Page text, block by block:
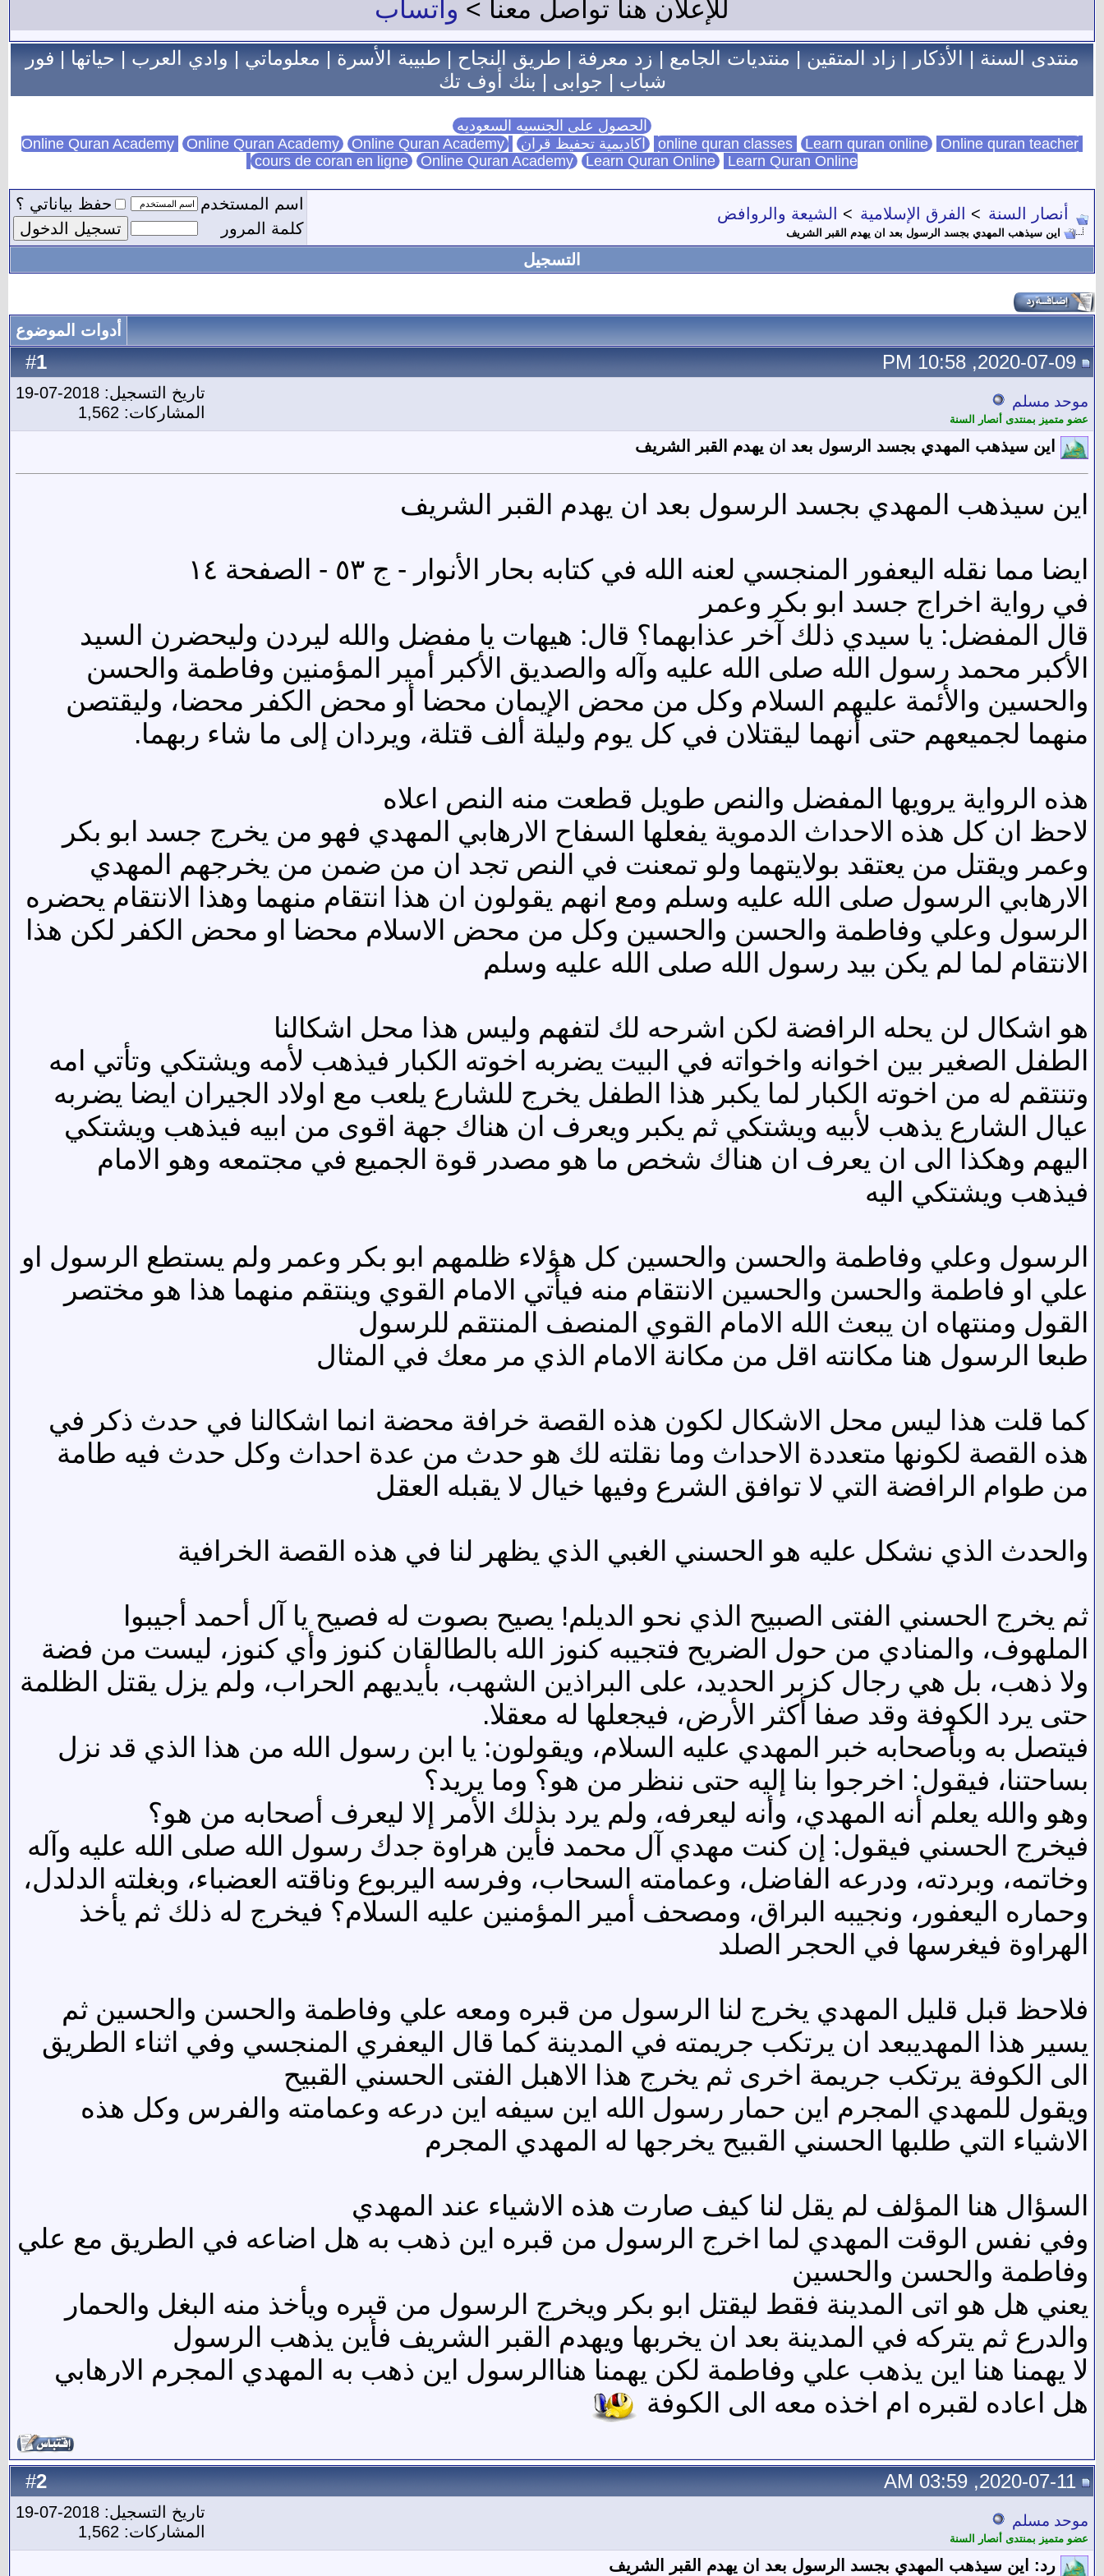
للإعلان هنا تواصل معنا > واتساب
منتدى السنة|الأذكار|زاد المتقين|منتديات الجامع|زد معرفة|طريق النجاح|طبيبة الأسرة|معلوماتي|وادي العرب|حياتها|فور
شباب | جوابى | بنك أوف تك
الحصول على الجنسيه السعوديه
Learn quran online Online quran teacher اكاديمية تحفيظ قران Online Quran Academy Online Quran Academy
cours de coran en ligne Online Quran Academy Learn Quran Online Learn Quran Online
أنصار السنة > الفرق الإسلامية > الشيعة والروافض
اين سيذهب المهدي بجسد الرسول بعد ان يهدم القبر الشريف
اسم المستخدم
حفظ بياناتي ؟
كلمة المرور
التسجيل
أدوات الموضوع
#
1 2020-07-09, 10:58 PM
موحد مسلم
عضو متميز بمنتدى أنصار السنة
تاريخ التسجيل: 2018-07-19
المشاركات: 1,562
اين سيذهب المهدي بجسد الرسول بعد ان يهدم القبر الشريف
اين سيذهب المهدي بجسد الرسول بعد ان يهدم القبر الشريف
ايضا مما نقله اليعفور المنجسي لعنه الله في كتابه بحار الأنوار - ج ٥٣ - الصفحة ١٤
في رواية اخراج جسد ابو بكر وعمر
قال المفضل: يا سيدي ذلك آخر عذابهما؟ قال: هيهات يا مفضل والله ليردن وليحضرن السيد
الأكبر محمد رسول الله صلى الله عليه وآله والصديق الأكبر أمير المؤمنين وفاطمة والحسن
والحسين والأئمة عليهم السلام وكل من محض الإيمان محضا أو محض الكفر محضا، وليقتصن
منهما لجميعهم حتى أنهما ليقتلان في كل يوم وليلة ألف قتلة، ويردان إلى ما شاء ربهما.
هذه الرواية يرويها المفضل والنص طويل قطعت منه النص اعلاه
لاحظ ان كل هذه الاحداث الدموية يفعلها السفاح الارهابي المهدي فهو من يخرج جسد ابو بكر
وعمر ويقتل من يعتقد بولايتهما ولو تمعنت في النص تجد ان من ضمن من يخرجهم المهدي
الارهابي الرسول صلى الله عليه وسلم ومع انهم يقولون ان هذا انتقام منهما وهذا الانتقام يحضره
الرسول وعلي وفاطمة والحسن والحسين وكل من محض الاسلام محضا او محض الكفر لكن هذا
الانتقام لما لم يكن بيد رسول الله صلى الله عليه وسلم
هو اشكال لن يحله الرافضة لكن اشرحه لك لتفهم وليس هذا محل اشكالنا
الطفل الصغير بين اخوانه واخواته في البيت يضربه اخوته الكبار فيذهب لأمه ويشتكي وتأتي امه
وتنتقم له من اخوته الكبار لما يكبر هذا الطفل يخرج للشارع يلعب مع اولاد الجيران ايضا يضربه
عيال الشارع يذهب لأبيه ويشتكي ثم يكبر ويعرف ان هناك جهة اقوى من ابيه فيذهب ويشتكي
اليهم وهكذا الى ان يعرف ان هناك شخص ما هو مصدر قوة الجميع في مجتمعه وهو الامام
فيذهب ويشتكي اليه
الرسول وعلي وفاطمة والحسن والحسين كل هؤلاء ظلمهم ابو بكر وعمر ولم يستطع الرسول او
علي او فاطمة والحسن والحسين الانتقام منه فيأتي الامام القوي وينتقم منهما هذا هو مختصر
القول ومنتهاه ان يبعث الله الامام القوي المنصف المنتقم للرسول
طبعا الرسول هنا مكانته اقل من مكانة الامام الذي مر معك في المثال
كما قلت هذا ليس محل الاشكال لكون هذه القصة خرافة محضة انما اشكالنا في حدث ذكر في
هذه القصة لكونها متعددة الاحداث وما نقلته لك هو حدث من عدة احداث وكل حدث فيه طامة
من طوام الرافضة التي لا توافق الشرع وفيها خيال لا يقبله العقل
والحدث الذي نشكل عليه هو الحسني الغبي الذي يظهر لنا في هذه القصة الخرافية
ثم يخرج الحسني الفتى الصبيح الذي نحو الديلم! يصيح بصوت له فصيح يا آل أحمد أجيبوا
الملهوف، والمنادي من حول الضريح فتجيبه كنوز الله بالطالقان كنوز وأي كنوز، ليست من فضة
ولا ذهب، بل هي رجال كزبر الحديد، على البراذين الشهب، بأيديهم الحراب، ولم يزل يقتل الظلمة
حتى يرد الكوفة وقد صفا أكثر الأرض، فيجعلها له معقلا.
فيتصل به وبأصحابه خبر المهدي عليه السلام، ويقولون: يا ابن رسول الله من هذا الذي قد نزل
بساحتنا، فيقول: اخرجوا بنا إليه حتى ننظر من هو؟ وما يريد؟
وهو والله يعلم أنه المهدي، وأنه ليعرفه، ولم يرد بذلك الأمر إلا ليعرف أصحابه من هو؟
فيخرج الحسني فيقول: إن كنت مهدي آل محمد فأين هراوة جدك رسول الله صلى الله عليه وآله
وخاتمه، وبردته، ودرعه الفاضل، وعمامته السحاب، وفرسه اليربوع وناقته العضباء، وبغلته الدلدل،
وحماره اليعفور، ونجيبه البراق، ومصحف أمير المؤمنين عليه السلام؟ فيخرج له ذلك ثم يأخذ
الهراوة فيغرسها في الحجر الصلد
فلاحظ قبل قليل المهدي يخرج لنا الرسول من قبره ومعه علي وفاطمة والحسن والحسين ثم
يسير هذا المهديبعد ان يرتكب جريمته في المدينة كما قال اليعفري المنجسي وفي اثناء الطريق
الى الكوفة يرتكب جريمة اخرى ثم يخرج هذا الاهبل الفتى الحسني القبيح
ويقول للمهدي المجرم اين حمار رسول الله اين سيفه اين درعه وعمامته والفرس وكل هذه
الاشياء التي طلبها الحسني القبيح يخرجها له المهدي المجرم
السؤال هنا المؤلف لم يقل لنا كيف صارت هذه الاشياء عند المهدي
وفي نفس الوقت المهدي لما اخرج الرسول من قبره اين ذهب به هل اضاعه في الطريق مع علي
وفاطمة والحسن والحسين
يعني هل هو اتى المدينة فقط ليقتل ابو بكر ويخرج الرسول من قبره ويأخذ منه البغل والحمار
والدرع ثم يتركه في المدينة بعد ان يخربها ويهدم القبر الشريف فأين يذهب الرسول
لا يهمنا هنا اين يذهب علي وفاطمة لكن يهمنا هناالرسول اين ذهب به المهدي المجرم الارهابي
هل اعاده لقبره ام اخذه معه الى الكوفة
#
2 2020-07-11, 03:59 AM
موحد مسلم
عضو متميز بمنتدى أنصار السنة
تاريخ التسجيل: 2018-07-19
المشاركات: 1,562
رد: اين سيذهب المهدي بجسد الرسول بعد ان يهدم القبر الشريف